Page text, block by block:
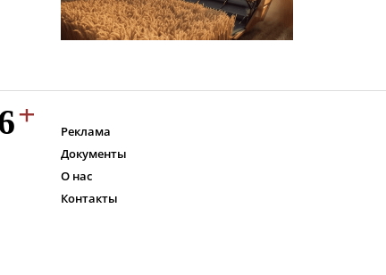
Реклама
Документы
О нас
Контакты